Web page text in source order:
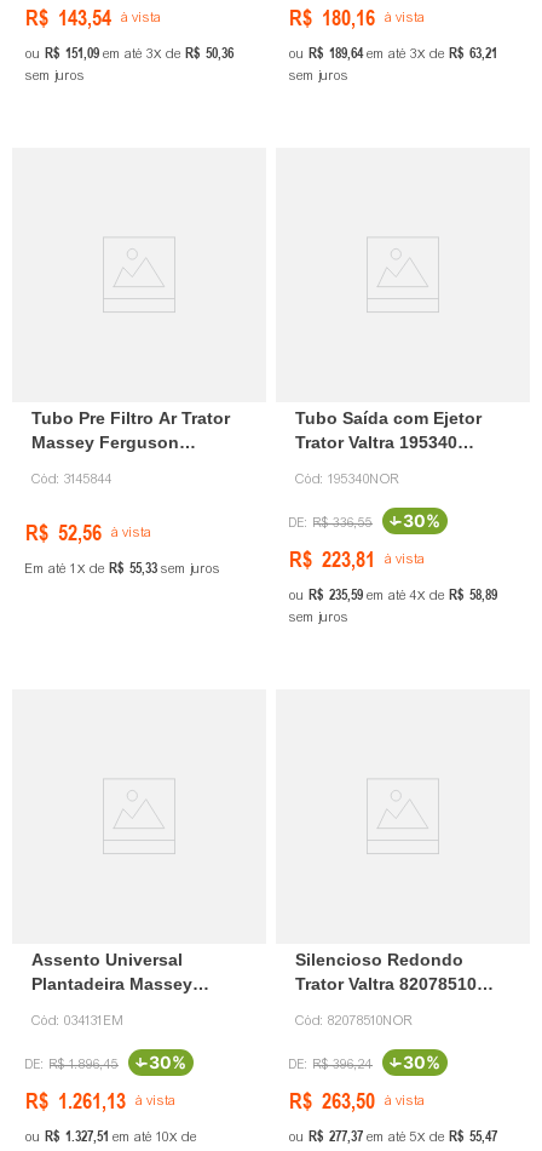
R$ 143,54 à vista
ou R$ 151,09 em até 3 de R$ 50,36
sem juros
R$ 180,16 à vista
ou R$ 189,64em até 3 de R$ 63,21
sem juros
Tubo Pre Filtro Ar Trator
Massey Ferguson
Cód: 3145844
R$ 52,56 à vista
Em até 1 de R$ 55,33 sem juros
Tubo Saída com Ejetor
Trator Valtra 195340
Cód: 195340NOR
R$ 336,55 -30%
R$ 223,81 à vista
ou R$ 235,59 em até4 de R$ 58,89
sem juros
Assento Universal
Plantadeira Massey
Cód: 034131EM
R$ 1.896,45 -30%
R$ 1.261,13 à vista
ou R$ 1.327,51 em até 10 de
Silencioso Redondo
Trator Valtra 82078510
Cód: 82078510NOR
R$ 396,24 -30%
R$ 263,50 à vista
ou R$ 277,37 em até 5 de R$ 55,47